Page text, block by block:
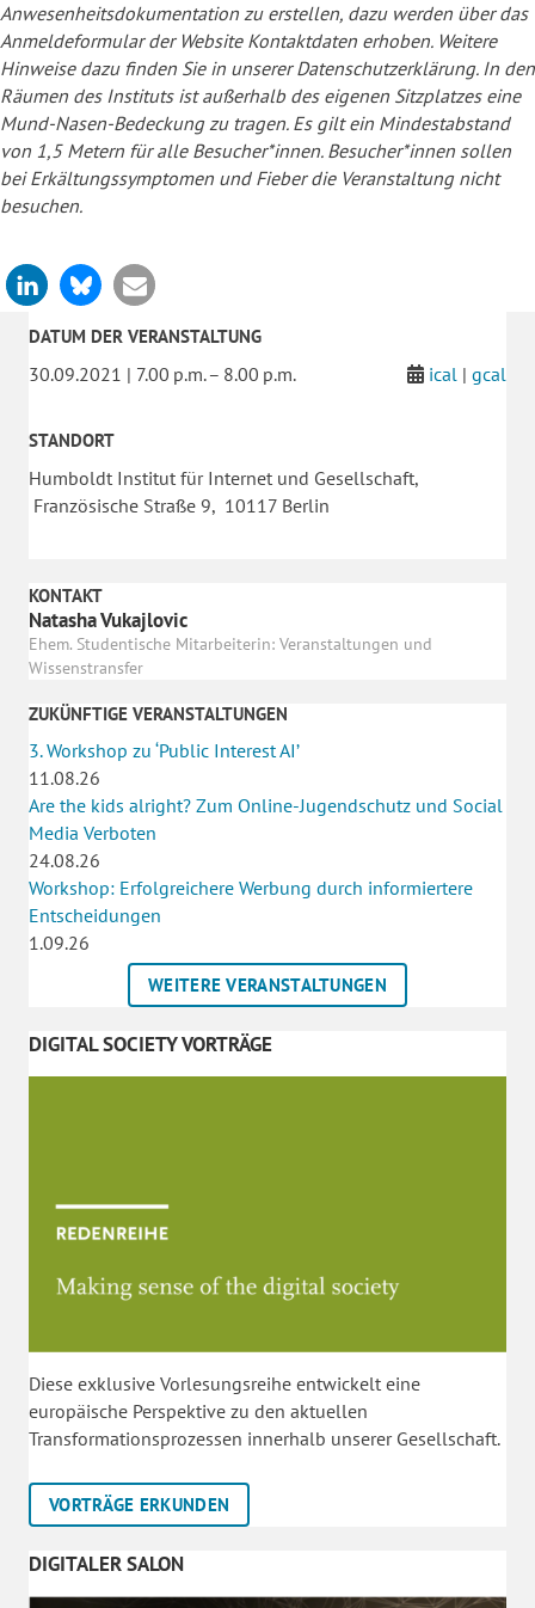
Anwesenheitsdokumentation zu erstellen, dazu werden über das
Anmeldeformular der Website Kontaktdaten erhoben. Weitere
Hinweise dazu finden Sie in unserer Datenschutzerklärung. In den
Räumen des Instituts ist außerhalb des eigenen Sitzplatzes eine
Mund-Nasen-Bedeckung zu tragen. Es gilt ein Mindestabstand
von 1,5 Metern für alle Besucher*innen. Besucher*innen sollen
bei Erkältungssymptomen und Fieber die Veranstaltung nicht
besuchen.
DATUM DER VERANSTALTUNG
30.09.2021 | 7.00 p.m. – 8.00 p.m. ical | gcal
STANDORT
Humboldt Institut für Internet und Gesellschaft,
Französische Straße 9, 10117 Berlin
KONTAKT
Natasha Vukajlovic
Ehem. Studentische Mitarbeiterin: Veranstaltungen und
Wissenstransfer
ZUKÜNFTIGE VERANSTALTUNGEN
3. Workshop zu ‘Public Interest AI’
11.08.26
Are the kids alright? Zum Online-Jugendschutz und Social
Media Verboten
24.08.26
Workshop: Erfolgreichere Werbung durch informiertere
Entscheidungen
1.09.26
WEITERE VERANSTALTUNGEN
DIGITAL SOCIETY VORTRÄGE
Diese exklusive Vorlesungsreihe entwickelt eine
europäische Perspektive zu den aktuellen
Transformationsprozessen innerhalb unserer Gesellschaft.
VORTRÄGE ERKUNDEN
DIGITALER SALON